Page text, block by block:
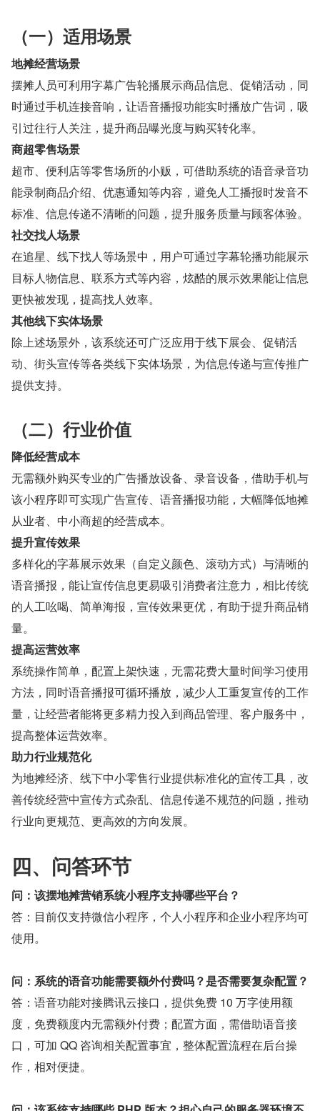
（一）适用场景
地摊经营场景
摆摊人员可利用字幕广告轮播展示商品信息、促销活动，同
时通过手机连接音响，让语音播报功能实时播放广告词，吸
引过往行人关注，提升商品曝光度与购买转化率。
商超零售场景
超市、便利店等零售场所的小贩，可借助系统的语音录音功
能录制商品介绍、优惠通知等内容，避免人工播报时发音不
标准、信息传递不清晰的问题，提升服务质量与顾客体验。
社交找人场景
在追星、线下找人等场景中，用户可通过字幕轮播功能展示
目标人物信息、联系方式等内容，炫酷的展示效果能让信息
更快被发现，提高找人效率。
其他线下实体场景
除上述场景外，该系统还可广泛应用于线下展会、促销活
动、街头宣传等各类线下实体场景，为信息传递与宣传推广
提供支持。
（二）行业价值
降低经营成本
无需额外购买专业的广告播放设备、录音设备，借助手机与
该小程序即可实现广告宣传、语音播报功能，大幅降低地摊
从业者、中小商超的经营成本。
提升宣传效果
多样化的字幕展示效果（自定义颜色、滚动方式）与清晰的
语音播报，能让宣传信息更易吸引消费者注意力，相比传统
的人工吆喝、简单海报，宣传效果更优，有助于提升商品销
量。
提高运营效率
系统操作简单，配置上架快速，无需花费大量时间学习使用
方法，同时语音播报可循环播放，减少人工重复宣传的工作
量，让经营者能将更多精力投入到商品管理、客户服务中，
提高整体运营效率。
助力行业规范化
为地摊经济、线下中小零售行业提供标准化的宣传工具，改
善传统经营中宣传方式杂乱、信息传递不规范的问题，推动
行业向更规范、更高效的方向发展。
四、问答环节
问：该摆地摊营销系统小程序支持哪些平台？
答：目前仅支持微信小程序，个人小程序和企业小程序均可
使用。
问：系统的语音功能需要额外付费吗？是否需要复杂配置？
答：语音功能对接腾讯云接口，提供免费 10 万字使用额
度，免费额度内无需额外付费；配置方面，需借助语音接
口，可加 QQ 咨询相关配置事宜，整体配置流程在后台操
作，相对便捷。